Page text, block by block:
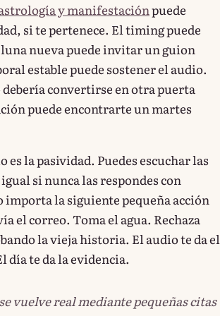
y manifestaciónpuede
si te pertenece. El timing puede
nueva puede invitar un guion
estable puede sostener el audio.
convertirse en otra puerta
puede encontrarte un martes
es la pasividad. Puedes escuchar las
si nunca las respondes con
importa la siguiente pequeña acción
el correo. Toma el agua. Rechaza
la vieja historia. El audio te da el
día te da la evidencia.
vuelve real mediante pequeñas citas